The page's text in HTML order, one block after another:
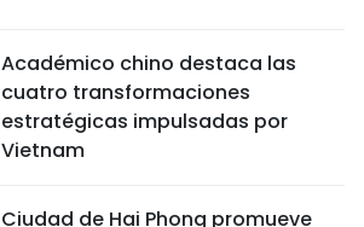
Académico chino destaca las
cuatro transformaciones
estratégicas impulsadas por
Vietnam
Ciudad de Hai Phong promueve